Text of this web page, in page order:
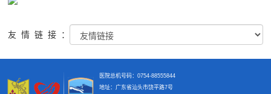
友情链接：
医院总机号码：0754-88555844
地址：广东省汕头市饶平路7号